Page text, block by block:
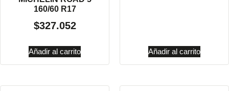
160/60 R17
$327.052
Añadir al carrito Añadir al carrito